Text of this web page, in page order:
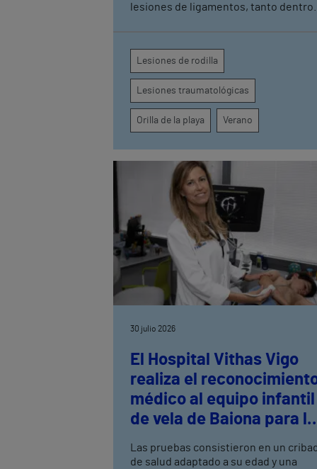
lesiones de ligamentos, tanto dentro
Lesiones de rodilla
Lesiones traumatológicas
Orilla de la playa Verano
30 julio 2026
El Hospital Vithas Vigo
realiza el
médico al equipo infantil
de vela de Baiona para la
rendimiento
Las pruebas consistieron en un
de salud adaptado a su edad y una